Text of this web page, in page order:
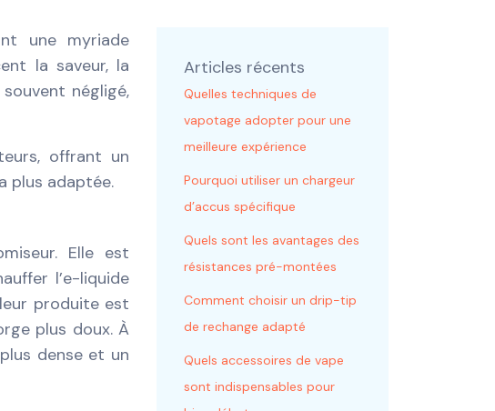
une myriade
la saveur, la
négligé,
offrant un
plus adaptée.
Elle est
l’e-liquide
produite est
plus doux. À
dense et un
Articles récents
Quelles techniques de
vapotage adopter pour une
meilleure expérience
Pourquoi utiliser un chargeur
d’accus spécifique
Quels sont les avantages des
résistances pré-montées
Comment choisir un drip-tip
de rechange adapté
Quels accessoires de vape
sont indispensables pour